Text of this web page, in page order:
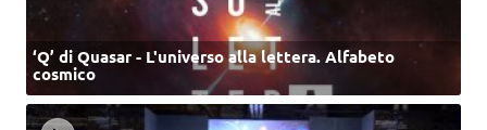
‘Q’ di Quasar - L'universo alla lettera. Alfabeto
cosmico